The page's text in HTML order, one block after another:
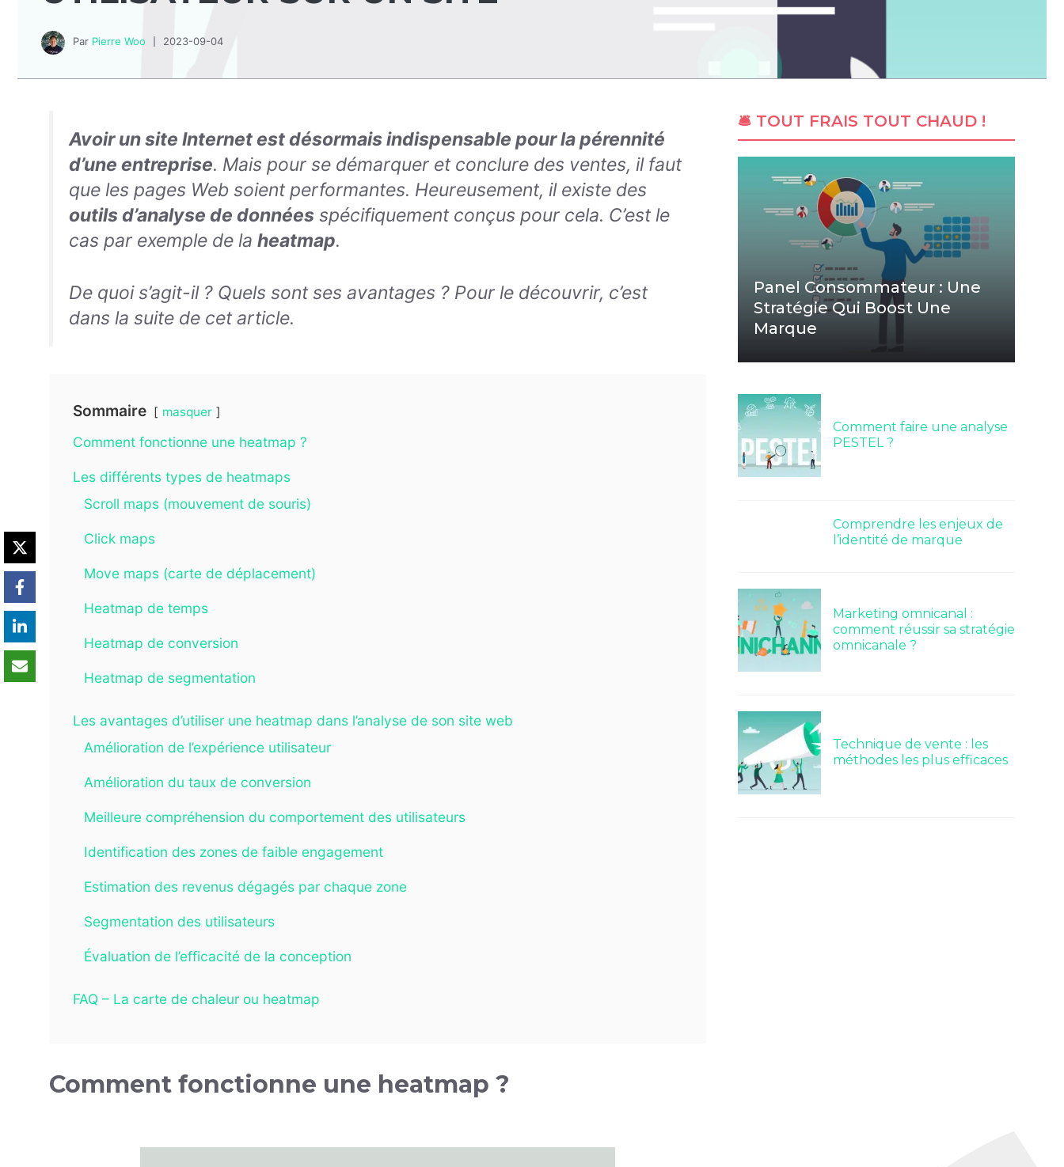
Par Pierre Woo 2023-09-04
Avoir un site Internet est désormais indispensable pour la pérennité
d’une entreprise. Mais pour se démarquer et conclure des ventes, il faut
que les pages Web soient performantes. Heureusement, il existe des
outils d’analyse de données spécifiquement conçus pour cela. C’est le
cas par exemple de la heatmap.
De quoi s’agit-il ? Quels sont ses avantages ? Pour le découvrir, c’est
dans la suite de cet article.
Sommaire masquer
Comment fonctionne une heatmap ?
Les différents types de heatmaps
Scroll maps (mouvement de souris)
Click maps
Move maps (carte de déplacement)
Heatmap de temps
Heatmap de conversion
Heatmap de segmentation
Les avantages d’utiliser une heatmap dans l’analyse de son site web
Amélioration de l’expérience utilisateur
Amélioration du taux de conversion
Meilleure compréhension du comportement des utilisateurs
Identification des zones de faible engagement
Estimation des revenus dégagés par chaque zone
Segmentation des utilisateurs
Évaluation de l’efficacité de la conception
FAQ – La carte de chaleur ou heatmap
Comment fonctionne une heatmap ?
🛎 TOUT FRAIS TOUT CHAUD !
Panel Consommateur : Une
Stratégie Qui Boost Une
Marque
Comment faire une analyse
PESTEL ?
Comprendre les enjeux de
l’identité de marque
Marketing omnicanal :
comment réussir sa stratégie
omnicanale ?
Technique de vente : les
méthodes les plus efficaces